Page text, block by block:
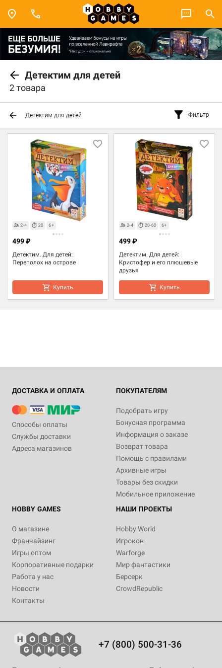
Детектим для детей
2 товара
Детектим для детей Фильтр
2-4 20 6+
Детектим. Для детей:
Переполох на острове
499 ₽
Купить
2-4 20-60 6+
Детектим. Для детей:
Кристофер и его плюшевые
друзья
499 ₽
Купить
ДОСТАВКА И ОПЛАТА
Способы оплаты
Службы доставки
Адреса магазинов
ПОКУПАТЕЛЯМ
Подобрать игру
Бонусная программа
Информация о заказе
Возврат товара
Помощь с правилами
Архивные игры
Товары без скидки
Мобильное приложение
HOBBY GAMES
О магазине
Франчайзинг
Игры оптом
Корпоративные подарки
Работа у нас
Новости
Контакты
НАШИ ПРОЕКТЫ
Hobby World
Игрокон
Warforge
Мир фантастики
Берсерк
CrowdRepublic
+7 (800) 500-31-36